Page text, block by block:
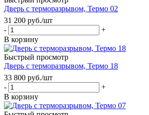
Дверь с терморазрывом, Термо 02
31 200 руб./шт
-
+
В корзину
Быстрый просмотр
Дверь с терморазрывом, Термо 18
33 800 руб./шт
-
+
В корзину